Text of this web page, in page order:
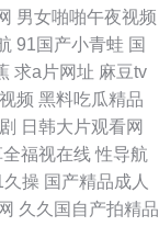
网官网 精品少妇影院
操B 51导航在线观看
福利影院 91超碰亚洲
婷家庭教师 99久草
男女啪啪午夜视频
91国产小青蛙 国
求a片网址 麻豆tv
频 黑料吃瓜精品
日韩大片观看网
福视在线 性导航
久操 国产精品成人
久久国自产拍精品